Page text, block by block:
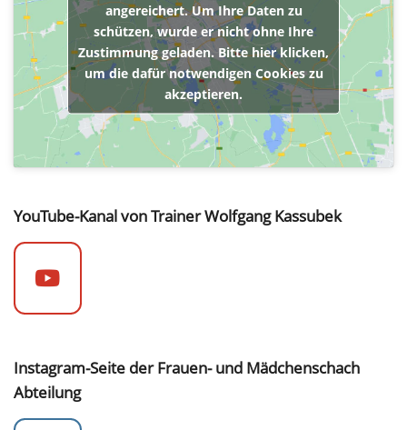
angereichert. Um Ihre Daten zu
schützen, wurde er nicht ohne Ihre
Zustimmung geladen. Bitte hier klicken,
um die dafür notwendigen Cookies zu
akzeptieren.
YouTube-Kanal von Trainer Wolfgang Kassubek
Instagram-Seite der Frauen- und Mädchenschach
Abteilung